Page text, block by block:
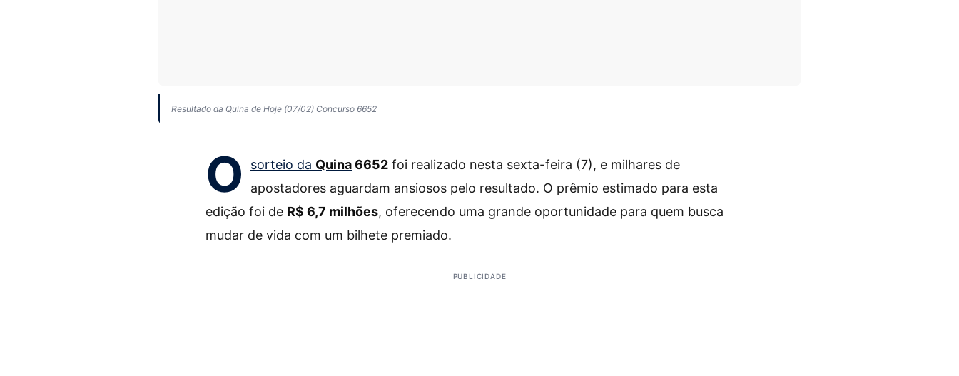
Resultado da Quina de Hoje (07/02) Concurso 6652
O sorteio da Quina6652 foi realizado nesta sexta-feira (7), e milhares de
apostadores aguardam ansiosos pelo resultado. O prêmio estimado para esta
edição foi de R$ 6,7 milhões, oferecendo uma grande oportunidade para quem busca
mudar de vida com um bilhete premiado.
PUBLICIDADE